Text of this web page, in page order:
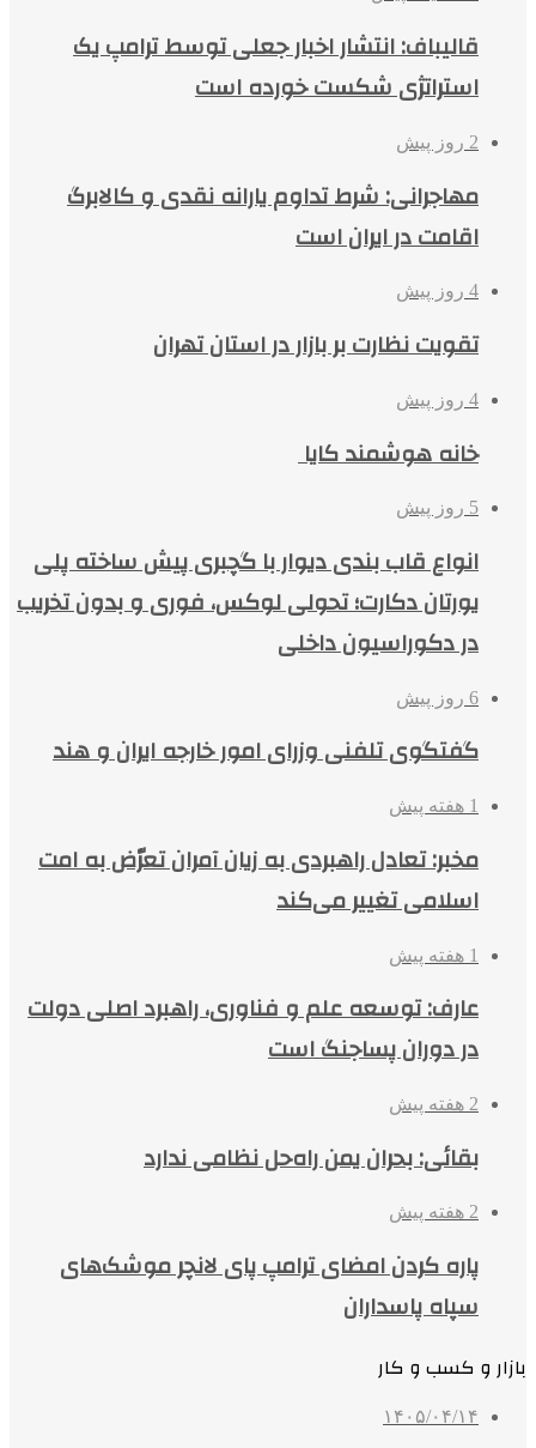
قالیباف: انتشار اخبار جعلی توسط ترامپ یک
استراتژی شکست خورده است
2 روز پیش
مهاجرانی: شرط تداوم یارانه نقدی و کالابرگ
اقامت در ایران است
4 روز پیش
تقویت نظارت بر بازار در استان تهران
4 روز پیش
خانه هوشمند کایا
5 روز پیش
انواع قاب بندی دیوار با گچبری پیش ساخته پلی
یورتان دکارت؛ تحولی لوکس، فوری و بدون تخریب
در دکوراسیون داخلی
6 روز پیش
گفتگوی تلفنی وزرای امور خارجه ایران و هند
1 هفته پیش
مخبر: تعادل راهبردی به زیان آمران تعرّض به امت
اسلامی تغییر می‌کند
1 هفته پیش
عارف: توسعه علم و فناوری، راهبرد اصلی دولت
در دوران پساجنگ است
2 هفته پیش
بقائی: بحران یمن راه‌حل نظامی ندارد
2 هفته پیش
پاره کردن امضای ترامپ پای لانچر موشک‌های
سپاه پاسداران
بازار و کسب و کار
۱۴۰۵/۰۴/۱۴